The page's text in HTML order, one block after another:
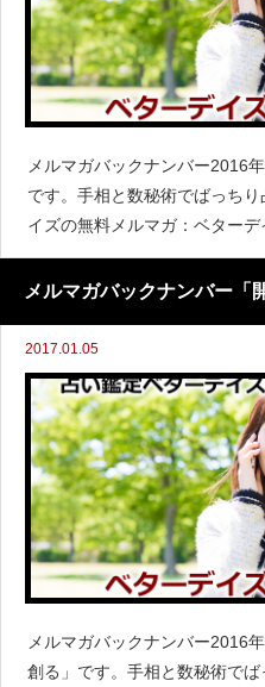
メルマガバックナンバー2016
です。手相と数秘術でばっち
イズの無料メルマガ：ベターデ
メルマガバックナンバー「
2017.01.05
メルマガバックナンバー2016
創る」です。手相と数秘術で